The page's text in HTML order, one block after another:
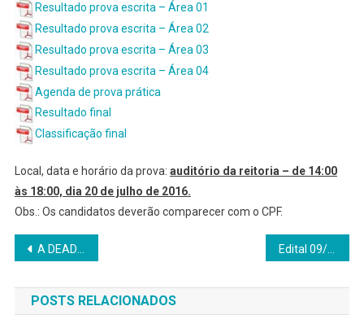
Resultado prova escrita – Área 01
Resultado prova escrita – Área 02
Resultado prova escrita – Área 03
Resultado prova escrita – Área 04
Agenda de prova prática
Resultado final
Classificação final
Local, data e horário da prova: auditório da reitoria – de 14:00
às 18:00, dia 20 de julho de 2016.
Obs.: Os candidatos deverão comparecer com o CPF.
Navegação
de
Post
A DEAD promove curso a distância para formação de tutores
POSTS RELACIONADOS